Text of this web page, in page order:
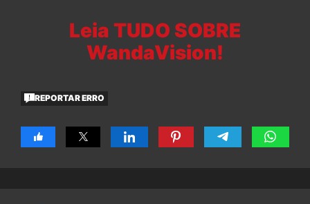
Leia TUDO SOBRE
WandaVision!
REPORTAR ERRO